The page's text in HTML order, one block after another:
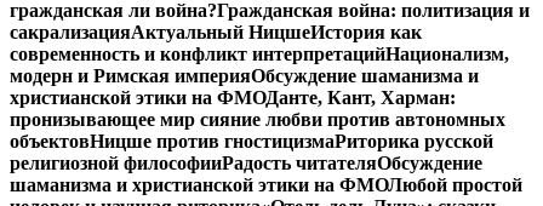
гражданская ли война?Гражданская война: политизация и
сакрализацияАктуальный НицшеИстория как
современность и конфликт интерпретацийНационализм,
модерн и Римская империяОбсуждение шаманизма и
христианской этики на ФМОДанте, Кант, Харман:
пронизывающее мир сияние любви против автономных
объектовНицше против гностицизмаРиторика русской
религиозной философииРадость читателяОбсуждение
шаманизма и христианской этики на ФМОЛюбой простой